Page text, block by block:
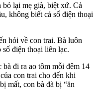
bỏ lại mẹ già, biệt xứ. Cả
không biết cả số điện thoại
hỏi về con trai. Bà luôn
điện thoại liên lạc.
đi ra ao tôm mỗi đêm 14
con trai cho đến khi
mất, con bà đã bị “ăn